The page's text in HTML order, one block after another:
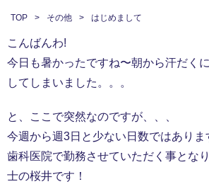
TOP その他 はじめまして
こんばんわ!
今日も暑かったですね〜朝から汗だく
してしまいました。。。
と、ここで突然なのですが、、、
今週から週3日と少ない日数ではありま
歯科医院で勤務させていただく事とな
士の桜井です！